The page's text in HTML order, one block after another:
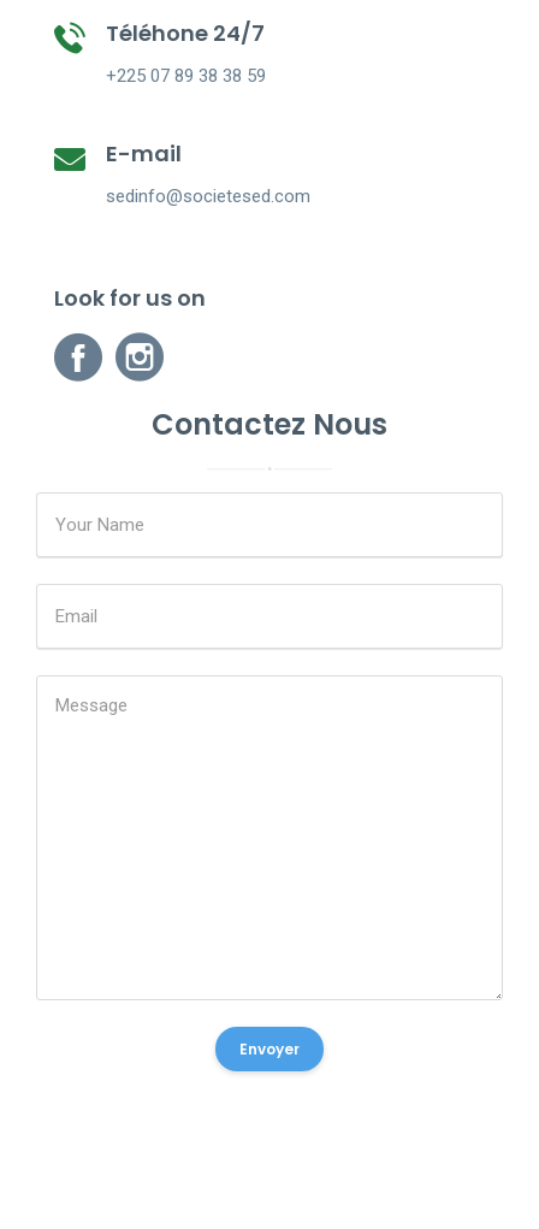
Téléhone 24/7
+225 07 89 38 38 59
E-mail
sedinfo@societesed.com
Look for us on
Contactez Nous